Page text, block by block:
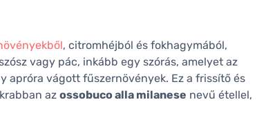
, citromhéjból és fokhagymából,
vagy pác, inkább egy szórás, amelyet az
apróra vágott fűszernövények. Ez a frissítő és
az ossobuco alla milanese nevű étellel,